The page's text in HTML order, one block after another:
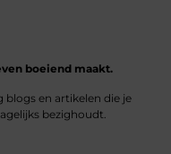
boeiend maakt.
blogs en artikelen die je
bezighoudt.